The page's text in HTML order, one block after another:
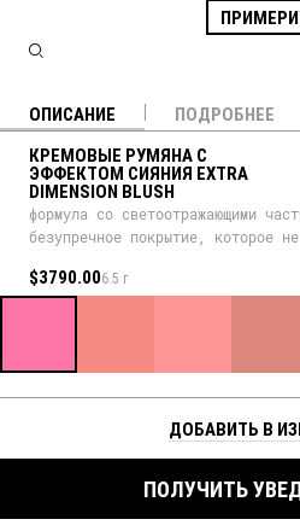
ОПИСАНИЕ
ПОДРОБНЕЕ
КРЕМОВЫЕ РУМЯНА С
ЭФФЕКТОМ СИЯНИЯ EXTRA
DIMENSION BLUSH
формула со светоотражающими
безупречное покрытие, которое
$3790.006.5 г
ДОБАВИТЬ В
ПОЛУЧИТЬ